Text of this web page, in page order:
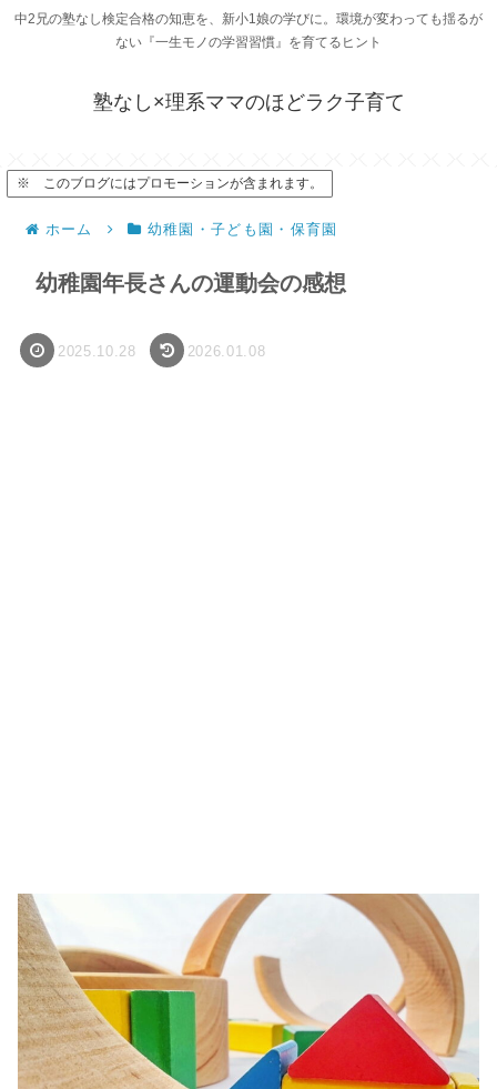
中2兄の塾なし検定合格の知恵を、新小1娘の学びに。環境が変わっても揺るが
ない『一生モノの学習習慣』を育てるヒント
塾なし×理系ママのほどラク子育て
※ このブログにはプロモーションが含まれます。
ホーム 幼稚園・子ども園・保育園
幼稚園年長さんの運動会の感想
2025.10.28 2026.01.08